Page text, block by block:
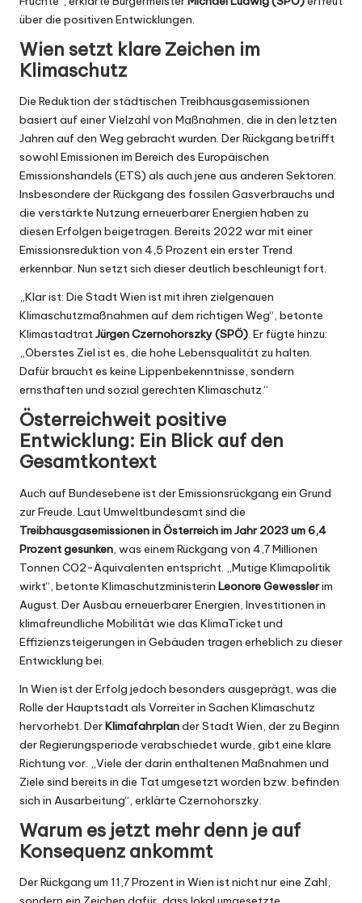
über die positiven Entwicklungen.
Wien setzt klare Zeichen im
Klimaschutz
Die Reduktion der städtischen Treibhausgasemissionen
basiert auf einer Vielzahl von Maßnahmen, die in den letzten
Jahren auf den Weg gebracht wurden. Der Rückgang betrifft
sowohl Emissionen im Bereich des Europäischen
Emissionshandels (ETS) als auch jene aus anderen Sektoren.
Insbesondere der Rückgang des fossilen Gasverbrauchs und
die verstärkte Nutzung erneuerbarer Energien haben zu
diesen Erfolgen beigetragen. Bereits 2022 war mit einer
Emissionsreduktion von 4,5 Prozent ein erster Trend
erkennbar. Nun setzt sich dieser deutlich beschleunigt fort.
„Klar ist: Die Stadt Wien ist mit ihren zielgenauen
Klimaschutzmaßnahmen auf dem richtigen Weg“, betonte
KlimastadtratJürgen Czernohorszky(SPÖ). Er fügte hinzu:
„Oberstes Ziel ist es, die hohe Lebensqualität zu halten.
Dafür braucht es keine Lippenbekenntnisse, sondern
ernsthaften und sozial gerechten Klimaschutz.“
Österreichweit positive
Entwicklung: Ein Blick auf den
Gesamtkontext
Auch auf Bundesebene ist der Emissionsrückgang ein Grund
zur Freude. Laut Umweltbundesamt sind die
Treibhausgasemissionen in Österreich im Jahr 2023 um 6,4
Prozent gesunken, was einem Rückgang von 4,7 Millionen
Tonnen CO2-Äquivalenten entspricht. „Mutige Klimapolitik
wirkt“, betonte Klimaschutzministerin Leonore Gewesslerim
August. Der Ausbau erneuerbarer Energien, Investitionen in
klimafreundliche Mobilität wie das KlimaTicket und
Effizienzsteigerungen in Gebäuden tragen erheblich zu dieser
Entwicklung bei.
In Wien ist der Erfolg jedoch besonders ausgeprägt, was die
Rolle der Hauptstadt als Vorreiter in Sachen Klimaschutz
hervorhebt. DerKlimafahrplander Stadt Wien, der zu Beginn
der Regierungsperiode verabschiedet wurde, gibt eine klare
Richtung vor. „Viele der darin enthaltenen Maßnahmen und
Ziele sind bereits in die Tat umgesetzt worden bzw. befinden
sich in Ausarbeitung“, erklärte Czernohorszky.
Warum es jetzt mehr denn je auf
Konsequenz ankommt
Der Rückgang um 11,7 Prozent in Wien ist nicht nur eine Zahl,